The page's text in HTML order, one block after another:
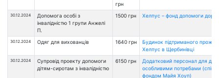
грн
30.12.2024
Допомога особі з
інвалідністю 1 групи Анжелі
П.
1500 грн Хелпус – фонд допомоги
30.12.2024 Одяг для вихованців 1640 грн
Будинок підтриманого
Хелпус в Щербинівці
30.12.2024
Супровід проекту допомоги
дітям-сиротам з інвалідністю
6150 грн
Додатковий персонал для
особливими потребами
фондом Майя Хоуп)